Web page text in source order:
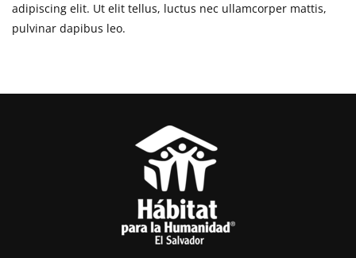
adipiscing elit. Ut elit tellus, luctus nec ullamcorper mattis,
pulvinar dapibus leo.